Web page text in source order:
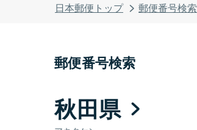
日本郵便トップ 郵便番号検索
郵便番号検索
秋田県